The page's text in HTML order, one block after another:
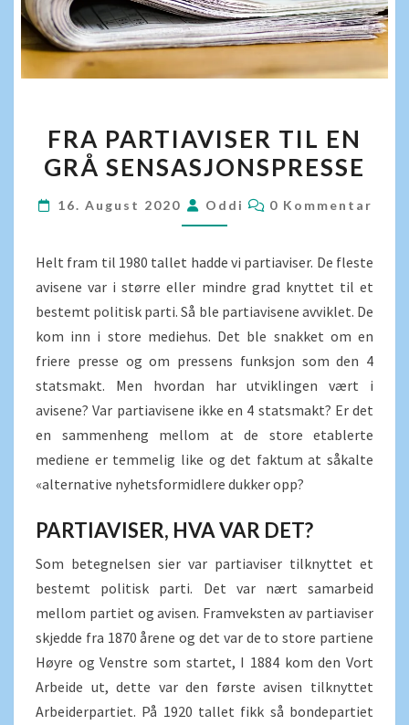
PARTIAVISER
TIL
GRÅ
FRA PARTIAVISER TIL EN
GRÅ SENSASJONSPRESSE
16. August 2020 Oddi KOMMENTARER
0 Kommentar
Helt fram til 1980 tallet hadde vi partiaviser. De fleste
avisene var i større eller mindre grad knyttet til et
bestemt politisk parti. Så ble partiavisene avviklet. De
kom inn i store mediehus. Det ble snakket om en
friere presse og om pressens funksjon som den 4
statsmakt. Men hvordan har utviklingen vært i
avisene? Var partiavisene ikke en 4 statsmakt? Er det
en sammenheng mellom at de store etablerte
mediene er temmelig like og det faktum at såkalte
«alternative nyhetsformidlere dukker opp?
PARTIAVISER, HVA VAR DET?
Som betegnelsen sier var partiaviser tilknyttet et
bestemt politisk parti. Det var nært samarbeid
mellom partiet og avisen. Framveksten av partiaviser
skjedde fra 1870 årene og det var de to store partiene
Høyre og Venstre som startet, I 1884 kom den Vort
Arbeide ut, dette var den første avisen tilknyttet
Arbeiderpartiet. På 1920 tallet fikk så bondepartiet